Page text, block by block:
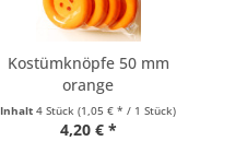
Kostümknöpfe 50 mm
orange
Inhalt4 Stück(1,05 € * / 1 Stück)
4,20 € *